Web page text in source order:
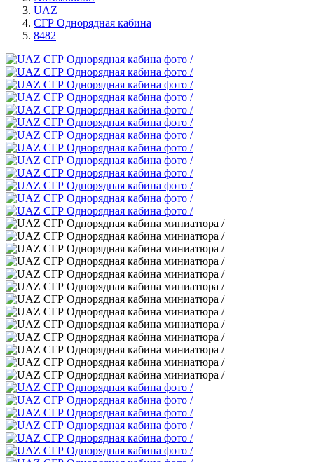
UAZ
СГР Однорядная кабина
8482